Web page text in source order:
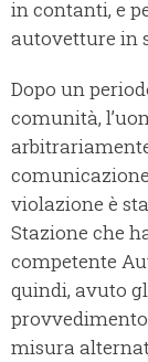
in contanti, e
autovetture in
Dopo un
comunità,
violazione è
Stazione che
competente
quindi, avuto
misura